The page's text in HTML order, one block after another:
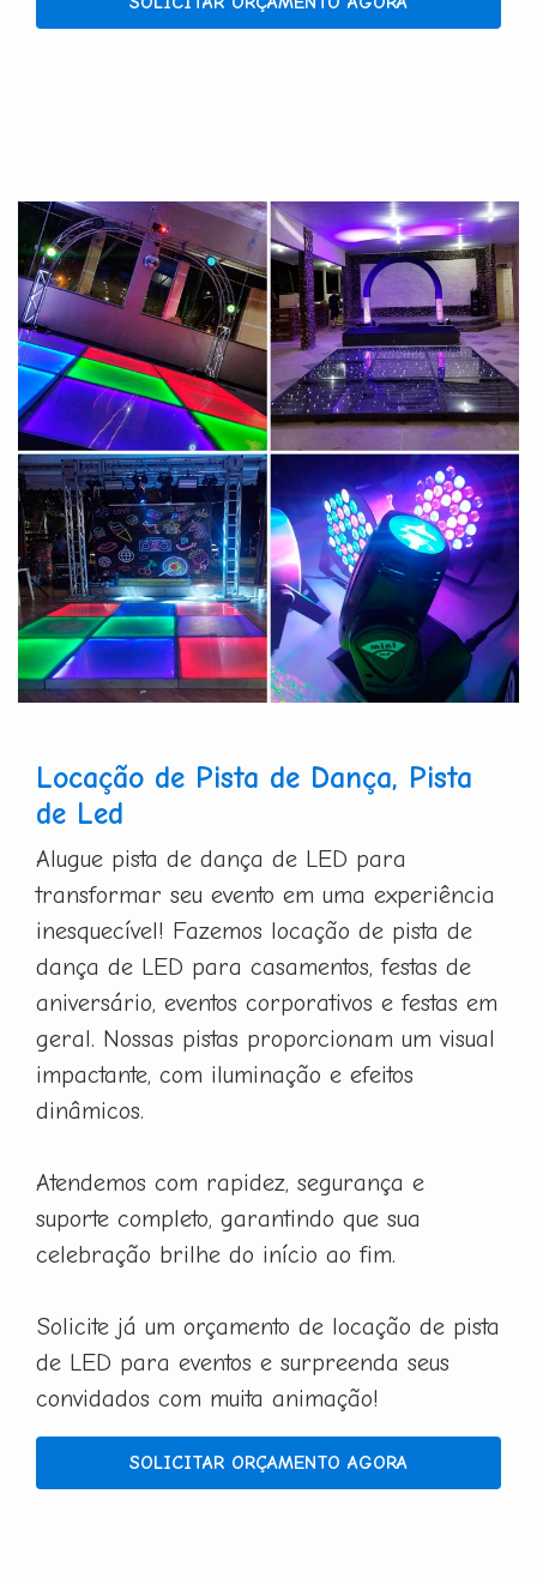
Locação de Pista de Dança, Pista
de Led
Alugue pista de dança de LED para
transformar seu evento em uma experiência
inesquecível! Fazemos locação de pista de
dança de LED para casamentos, festas de
aniversário, eventos corporativos e festas em
geral. Nossas pistas proporcionam um visual
impactante, com iluminação e efeitos
dinâmicos.
Atendemos com rapidez, segurança e
suporte completo, garantindo que sua
celebração brilhe do início ao fim.
Solicite já um orçamento de locação de pista
de LED para eventos e surpreenda seus
convidados com muita animação!
SOLICITAR ORÇAMENTO AGORA